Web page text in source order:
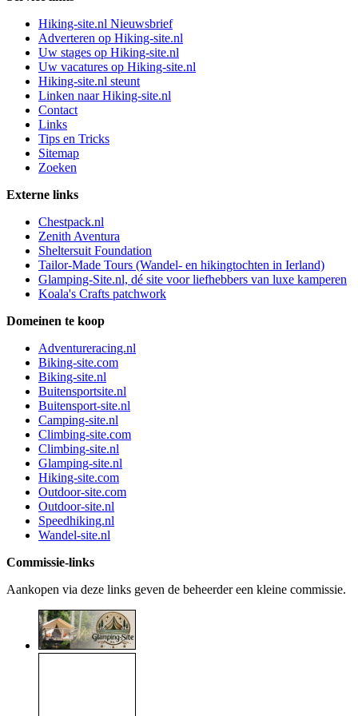
Hiking-site.nl Nieuwsbrief
Adverteren op Hiking-site.nl
Uw stages op Hiking-site.nl
Uw vacatures op Hiking-site.nl
Hiking-site.nl steunt
Linken naar Hiking-site.nl
Contact
Links
Tips en Tricks
Sitemap
Zoeken
Externe links
Chestpack.nl
Zenith Aventura
Sheltersuit Foundation
Tailor-Made Tours (Wandel- en hikingtochten in Ierland)
Glamping-Site.nl, dé site voor liefhebbers van luxe kamperen
Koala's Crafts patchwork
Domeinen te koop
Adventureracing.nl
Biking-site.com
Biking-site.nl
Buitensportsite.nl
Buitensport-site.nl
Camping-site.nl
Climbing-site.com
Climbing-site.nl
Glamping-site.nl
Hiking-site.com
Outdoor-site.com
Outdoor-site.nl
Speedhiking.nl
Wandel-site.nl
Commissie-links
Aankopen via deze links geven de beheerder een kleine commissie.